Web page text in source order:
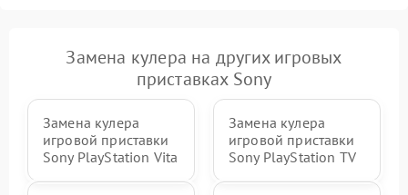
Замена кулера на других игровых
приставках Sony
Замена кулера
игровой приставки
Sony PlayStation Vita
Замена кулера
игровой приставки
Sony PlayStation TV